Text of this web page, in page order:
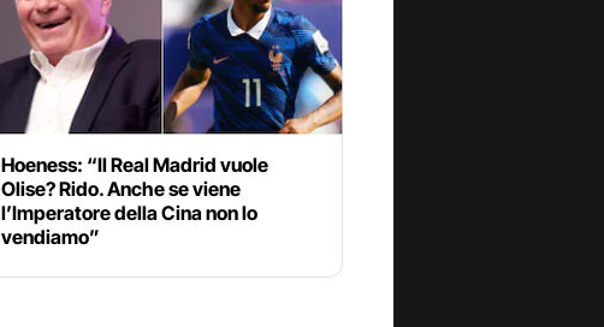
Hoeness: “Il Real Madrid vuole
Olise? Rido. Anche se viene
l’Imperatore della Cina non lo
vendiamo”